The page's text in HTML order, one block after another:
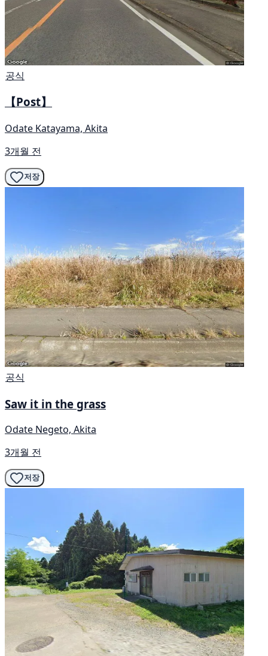
공식
【Post】
Odate Katayama, Akita
3개월 전
저장
공식
Saw it in the grass
Odate Negeto, Akita
3개월 전
저장